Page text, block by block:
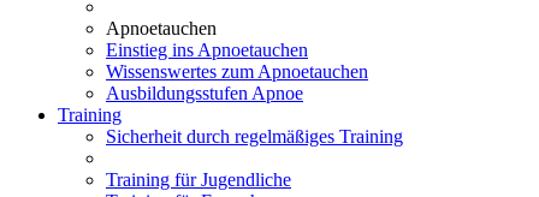
Apnoetauchen
Einstieg ins Apnoetauchen
Wissenswertes zum Apnoetauchen
Ausbildungsstufen Apnoe
Training
Sicherheit durch regelmäßiges Training
Training für Jugendliche